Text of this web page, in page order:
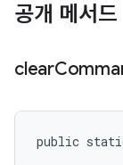
공개 메서드
clear
public